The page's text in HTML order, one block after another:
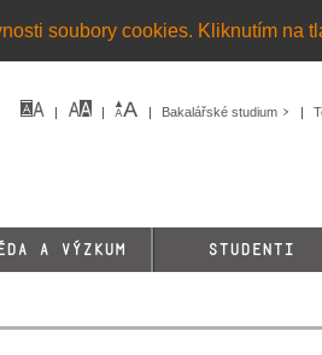
soubory cookies. Kliknutím na
Bakalářské studium
A VÝZKUM STUDENTI